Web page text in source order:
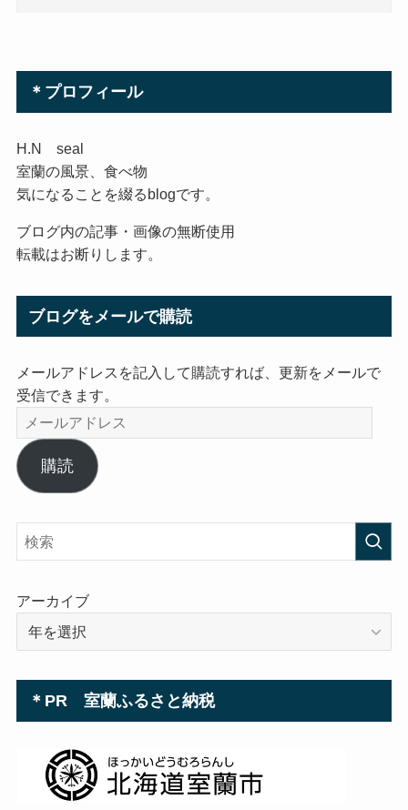
＊プロフィール
H.N seal
室蘭の風景、食べ物
気になることを綴るblogです。
ブログ内の記事・画像の無断使用
転載はお断りします。
ブログをメールで購読
メールアドレスを記入して購読すれば、更新をメールで
受信できます。
メ
ー
ル
ア
ス
購読
アーカイブ
＊PR 室蘭ふるさと納税